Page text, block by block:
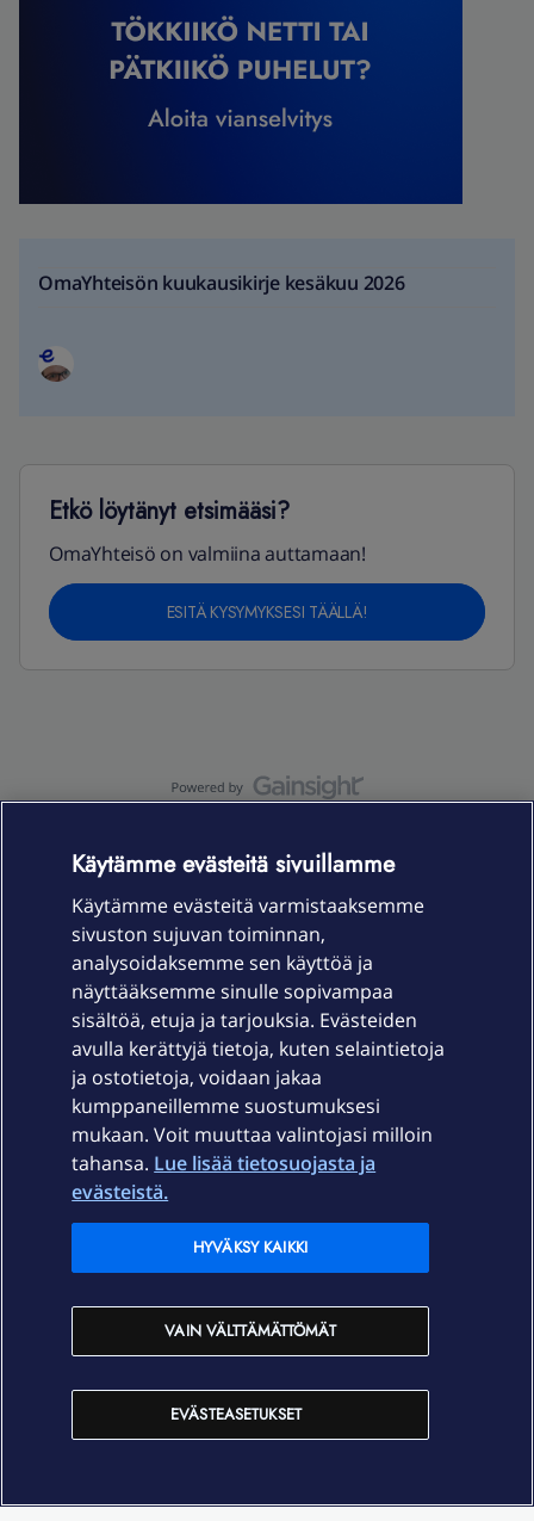
OmaYhteisön kuukausikirje kesäkuu 2026
Etkö löytänyt etsimääsi?
OmaYhteisö on valmiina auttamaan!
ESITÄ KYSYMYKSESI TÄÄLLÄ!
Laitteet & liittymät
Palvelut
Ajankohtaista
Elisa Oyj
In English
Käytämme evästeitä sivuillamme
Käytämme evästeitä varmistaaksemme
sivuston sujuvan toiminnan,
analysoidaksemme sen käyttöä ja
näyttääksemme sinulle sopivampaa
sisältöä, etuja ja tarjouksia. Evästeiden
avulla kerättyjä tietoja, kuten selaintietoja
ja ostotietoja, voidaan jakaa
kumppaneillemme suostumuksesi
mukaan. Voit muuttaa valintojasi milloin
tahansa. Lue lisää tietosuojasta ja
evästeistä.
EVÄSTEASETUKSET
VAIN VÄLTTÄMÄTTÖMÄT
HYVÄKSY KAIKKI